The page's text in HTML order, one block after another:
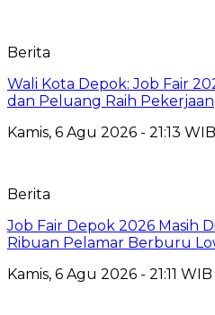
Berita
Wali Kota Depok: Job Fair
dan Peluang Raih Pekerjaan
Kamis, 6 Agu 2026 - 21:13 WIB
Berita
Job Fair Depok 2026 Masih
Ribuan Pelamar Berburu
Kamis, 6 Agu 2026 - 21:11 WIB